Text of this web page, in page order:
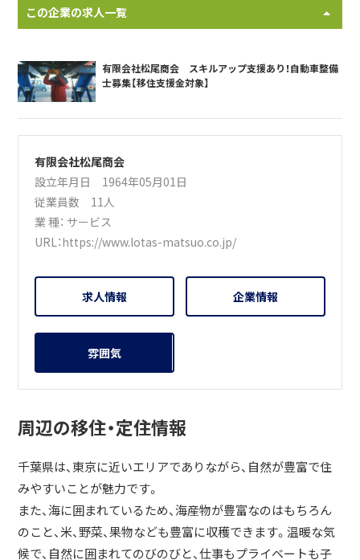
この企業の求人一覧
有限会社松尾商会 スキルアップ支援あり！自動車整備
士募集【移住支援金対象】
有限会社松尾商会
設立年月日 1964年05月01日
従業員数 11人
業 種： サービス
URL：https://www.lotas-matsuo.co.jp/
求人情報 企業情報
雰囲気
周辺の移住・定住情報
千葉県は、東京に近いエリアでありながら、自然が豊富で住
みやすいことが魅力です。
また、海に囲まれているため、海産物が豊富なのはもちろん
のこと、米、野菜、果物なども豊富に収穫できます。温暖な気
候で、自然に囲まれてのびのびと、仕事もプライベートも子